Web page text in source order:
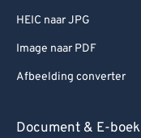
HEIC naar JPG
Image naar PDF
Afbeelding converter
Document & E-boek